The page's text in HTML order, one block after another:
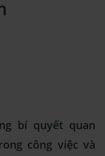
bí quyết quan
công việc và